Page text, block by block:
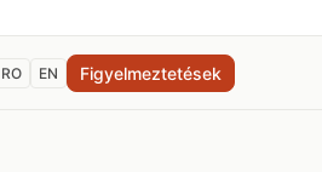
RO EN Figyelmeztetések